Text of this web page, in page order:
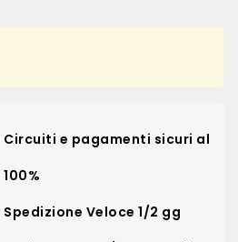
Circuiti e pagamenti sicuri al
100%
Spedizione Veloce 1/2 gg